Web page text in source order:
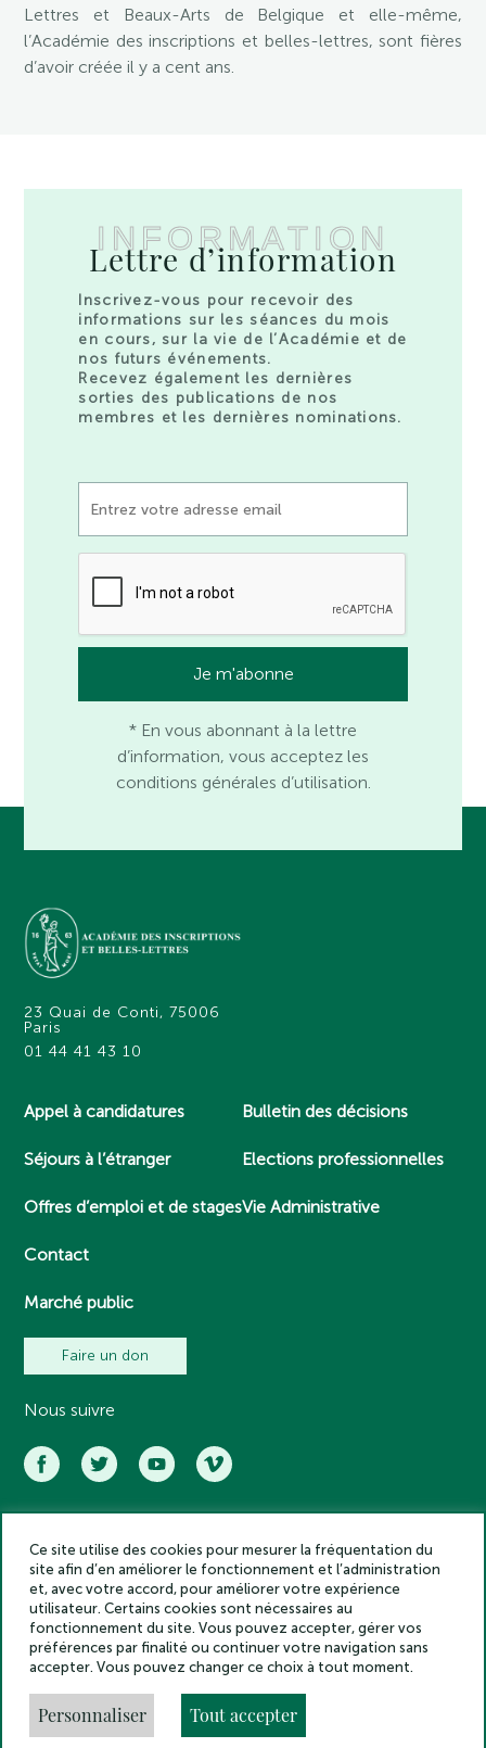
Lettres et Beaux-Arts de Belgique et elle-même,
l’Académie des inscriptions et belles-lettres, sont fières
d’avoir créée il y a cent ans.
INFORMATION
Lettre d’information
Inscrivez-vous pour recevoir des
informations sur les séances du mois
en cours, sur la vie de l’Académie et de
nos futurs événements.
Recevez également les dernières
sorties des publications de nos
membres et les dernières nominations.
* En vous abonnant à la lettre
d’information, vous acceptez les
conditions générales d’utilisation.
23 Quai de Conti, 75006
Paris
01 44 41 43 10
Appel à candidatures
Séjours à l’étranger
Offres d’emploi et de stages
Contact
Marché public
Bulletin des décisions
Elections professionnelles
Vie Administrative
Faire un don
Nous suivre
Académie des inscriptions et belles lettres – Tous droits réservés
2025
Politique de confidentialité
Mentions légales
Crédits
Gestion des cookies
Made by
Ce site utilise des cookies pour mesurer la fréquentation du
site afin d’en améliorer le fonctionnement et l’administration
et, avec votre accord, pour améliorer votre expérience
utilisateur. Certains cookies sont nécessaires au
fonctionnement du site. Vous pouvez accepter, gérer vos
préférences par finalité ou continuer votre navigation sans
accepter. Vous pouvez changer ce choix à tout moment.
Personnaliser Tout accepter